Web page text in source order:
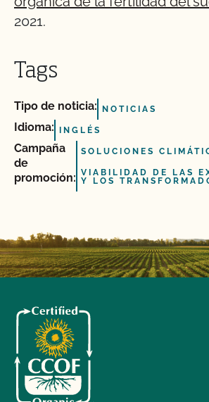
2021.
Tags
Tipo de noticia: NOTICIAS
Idioma: INGLÉS
Campaña
de
promoción:
SOLUCIONES
VIABILIDAD DE LAS
Y LOS